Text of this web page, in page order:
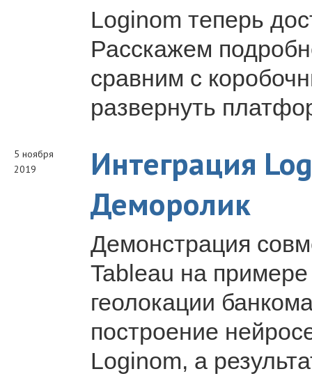
Loginom теперь
Расскажем
сравним с
развернуть
5 ноября
2019
Интеграция
Деморолик
Демонстрация
Tableau на
геолокации
построение
Loginom, а